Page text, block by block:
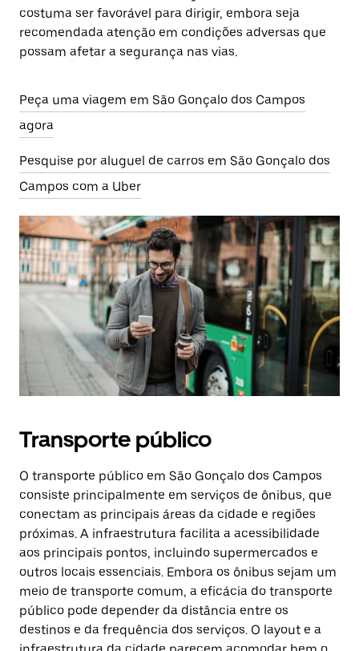
costuma ser favorável para dirigir, embora seja
recomendada atenção em condições adversas que
possam afetar a segurança nas vias.
Peça uma viagem em São Gonçalo dos Campos
agora
Pesquise por aluguel de carros em São Gonçalo dos
Campos com a Uber
Transporte público
O transporte público em São Gonçalo dos Campos
consiste principalmente em serviços de ônibus, que
conectam as principais áreas da cidade e regiões
próximas. A infraestrutura facilita a acessibilidade
aos principais pontos, incluindo supermercados e
outros locais essenciais. Embora os ônibus sejam um
meio de transporte comum, a eficácia do transporte
público pode depender da distância entre os
destinos e da frequência dos serviços. O layout e a